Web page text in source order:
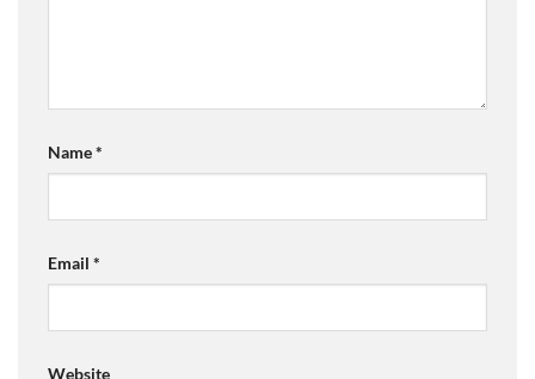
Name*
Email *
Website